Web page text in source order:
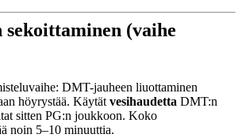
sekoittaminen (vaihe
DMT-jauheen liuottaminen
höyrystää. Käytät vesihaudetta DMT:n
sitten PG:n joukkoon. Koko
noin 5–10 minuuttia.